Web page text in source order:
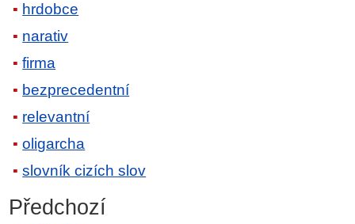
hrdobce
narativ
firma
bezprecedentní
relevantní
oligarcha
slovník cizích slov
Předchozí